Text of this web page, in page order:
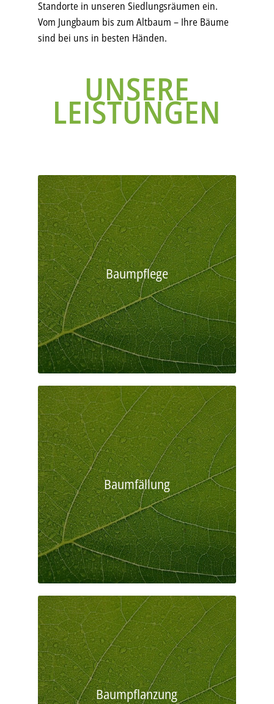
Standorte in unseren Siedlungsräumen ein.
Vom Jungbaum bis zum Altbaum – Ihre Bäume
sind bei uns in besten Händen.
UNSERE
LEISTUNGEN
Baumpflege
Baumfällung
Baumpflanzung